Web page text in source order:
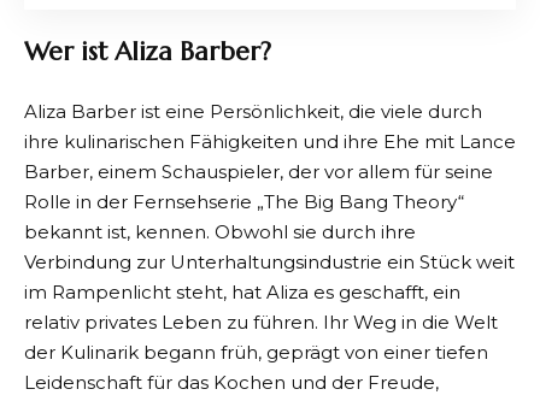
Wer ist Aliza Barber?
Aliza Barber ist eine Persönlichkeit, die viele durch
ihre kulinarischen Fähigkeiten und ihre Ehe mit Lance
Barber, einem Schauspieler, der vor allem für seine
Rolle in der Fernsehserie „The Big Bang Theory“
bekannt ist, kennen. Obwohl sie durch ihre
Verbindung zur Unterhaltungsindustrie ein Stück weit
im Rampenlicht steht, hat Aliza es geschafft, ein
relativ privates Leben zu führen. Ihr Weg in die Welt
der Kulinarik begann früh, geprägt von einer tiefen
Leidenschaft für das Kochen und der Freude,